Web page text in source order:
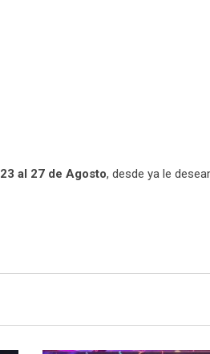
23 al 27 de Agosto, desde ya le